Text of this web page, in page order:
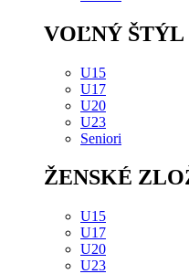
VOĽNÝ ŠTÝL
U15
U17
U20
U23
Seniori
ŽENSKÉ
U15
U17
U20
U23